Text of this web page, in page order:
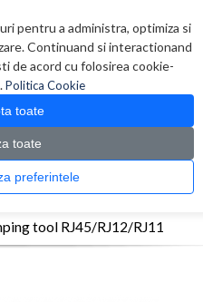
pentru a administra, optimiza si
Continuand si interactionand
de acord cu folosirea cookie-
Politica Cookie
toate
toate
Administreaza preferintele
0 produs(e)
> Gembird universal modular
tool RJ45/RJ12/RJ11